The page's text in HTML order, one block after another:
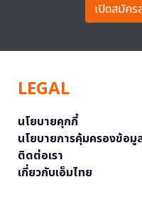
เปิดสมัคร
LEGAL
นโยบายคุกกี้
นโยบายการคุ้มครองข้อ
ติดต่อเรา
เกี่ยวกับเอ็มไทย